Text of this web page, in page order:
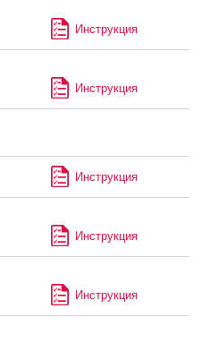
Инструкция
Инструкция
Инструкция
Инструкция
Инструкция